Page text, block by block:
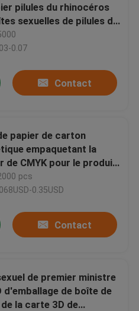
en matière plastique
pilules du rhinocéros
sexuelles de pilules de
papier de la
3D
0.07
Contact
papier de carton
empaquetant la
de CMYK pour le produit
pour la peau nutritif
pcs
0.35USD
Contact
de premier ministre
d'emballage de boîte de
la carte 3D de